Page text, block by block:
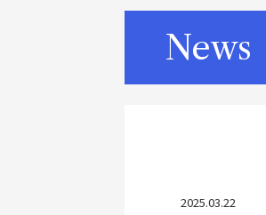
News
2025.03.22